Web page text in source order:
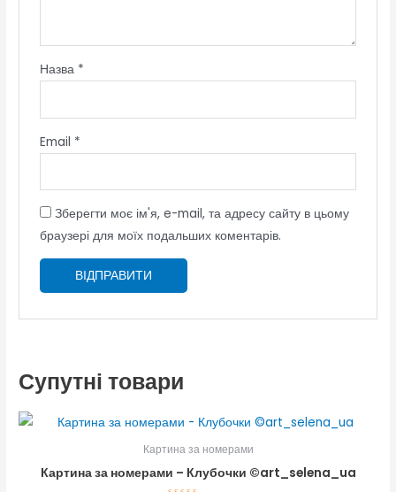
Назва *
Email *
Зберегти моє ім'я, e-mail, та адресу сайту в цьому
браузері для моїх подальших коментарів.
Супутні товари
Картина за номерами
Картина за номерами – Клубочки ©art_selena_ua